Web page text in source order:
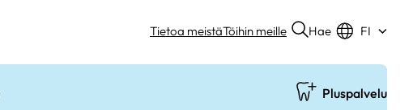
Pluspalvelu
Tietoa meistäTöihin meille Hae FI